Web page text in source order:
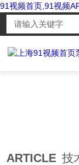
91视频首页,91视频
ARTICLE 技